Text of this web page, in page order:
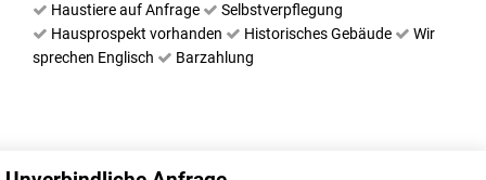
Haustiere auf Anfrage
Selbstverpflegung
Hausprospekt vorhanden
Historisches Gebäude
Wir
sprechen Englisch
Barzahlung